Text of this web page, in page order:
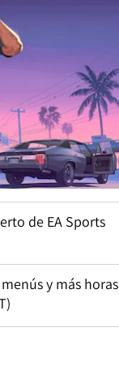
de EA Sports
y más horas